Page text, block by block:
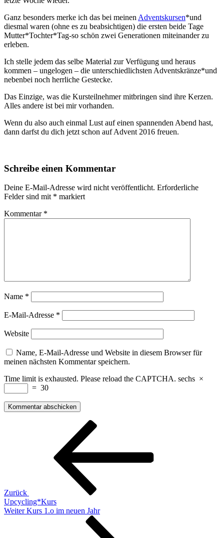
Ganz besonders merke ich das bei meinen Adventskursen*und
diesmal waren (ohne es zu beabsichtigen) die ersten beide Tage
Mutter*Tochter*Tag-so schön zwei Generationen miteinander zu
erleben.
Ich stelle jedem das selbe Material zur Verfügung und heraus
kommen – ungelogen – die unterschiedlichsten Adventskränze*und
nebenbei noch herrliche Gestecke.
Das Einzige, was die Kursteilnehmer mitbringen sind ihre Kerzen.
Alles andere ist bei mir vorhanden.
Wenn du also auch einmal Lust auf einen spannenden Abend hast,
dann darfst du dich jetzt schon auf Advent 2016 freuen.
Schreibe einen Kommentar
Deine E-Mail-Adresse wird nicht veröffentlicht. Erforderliche
Felder sind mit * markiert
Kommentar *
Name *
E-Mail-Adresse *
Website
Name, E-Mail-Adresse und Website in diesem Browser für
meinen nächsten Kommentar speichern.
Time limit is exhausted. Please reload the CAPTCHA. sechs ×
= 30
Beitragsnavigation
Zurück
Upcycling*Kurs
Nächster
Weiter Kurs 1.o im neuen Jahr